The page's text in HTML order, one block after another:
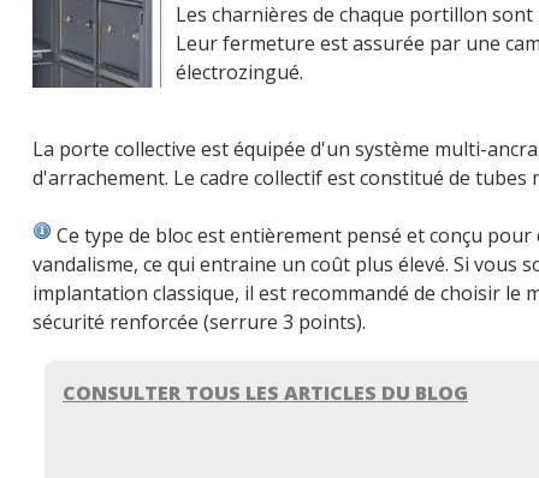
Les charnières de chaque portillon
Leur fermeture est assurée par une
électrozingué.
La porte collective est équipée d'un système multi-
d'arrachement. Le cadre collectif est constitué de tubes
Ce type de bloc est entièrement pensé et conçu
vandalisme, ce qui entraine un coût plus élevé. Si vous
implantation classique, il est recommandé de choisir le
sécurité renforcée (serrure 3 points).
CONSULTER TOUS LES ARTICLES DU BLOG